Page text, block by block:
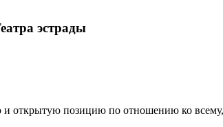
эстрады
открытую позицию по отношению ко